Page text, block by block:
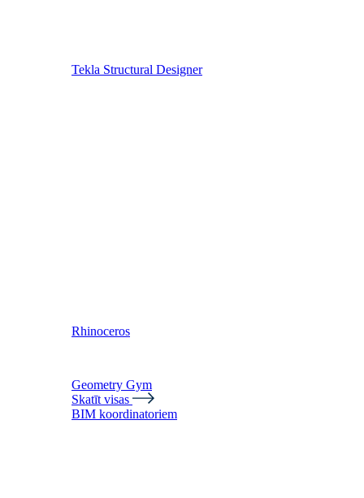
Tekla Structural Designer
Rhinoceros
Geometry Gym
Skatīt visas
BIM koordinatoriem